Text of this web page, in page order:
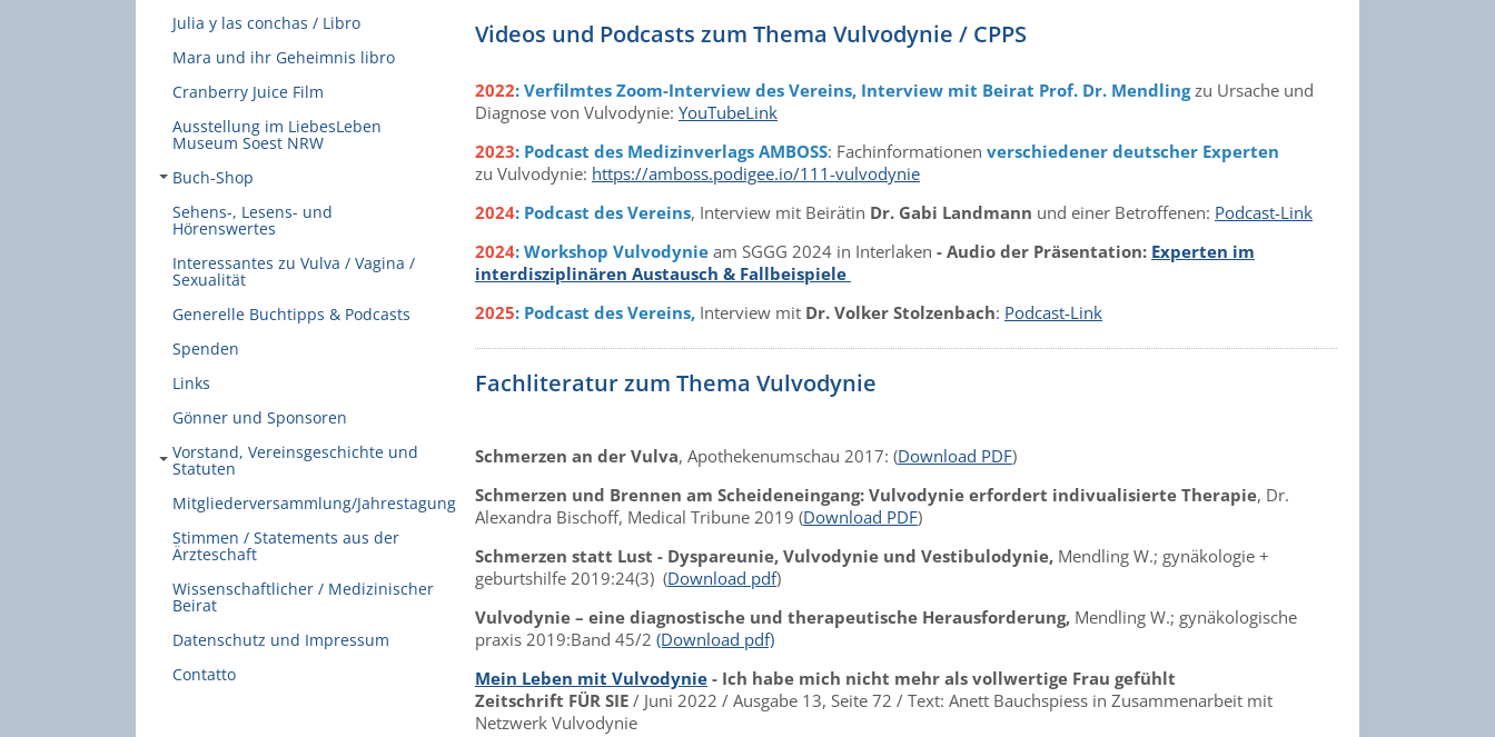
Julia y las conchas / Libro
Mara und ihr Geheimnis libro
Cranberry Juice Film
Ausstellung im LiebesLeben
Museum Soest NRW
Buch-Shop
Sehens-, Lesens- und
Hörenswertes
Interessantes zu Vulva / Vagina /
Sexualität
Generelle Buchtipps & Podcasts
Spenden
Links
Gönner und Sponsoren
Vorstand, Vereinsgeschichte und
Statuten
Mitgliederversammlung/Jahrestagung
Stimmen / Statements aus der
Ärzteschaft
Wissenschaftlicher / Medizinischer
Beirat
Datenschutz und Impressum
Contatto
Videos und Podcasts zum Thema Vulvodynie / CPPS
2022: Verfilmtes Zoom-Interview des Vereins, Interview mit Beirat Prof. Dr. Mendlingzu Ursache und
Diagnose von Vulvodynie: YouTubeLink
2023: Podcast des Medizinverlags AMBOSS: Fachinformationen verschiedener deutscher Experten
zu Vulvodynie: https://amboss.podigee.io/111-vulvodynie
2024: Podcast des Vereins, Interview mit Beirätin Dr. Gabi Landmann und einer Betroffenen: Podcast-Link
2024: Workshop Vulvodynie am SGGG 2024 in Interlaken - Audio der Präsentation: Experten im
interdisziplinären Austausch & Fallbeispiele
2025: Podcast des Vereins, Interview mit Dr. Volker Stolzenbach: Podcast-Link
Fachliteratur zum Thema Vulvodynie
Schmerzen an der Vulva, Apothekenumschau 2017: (Download PDF)
Schmerzen und Brennen am Scheideneingang: Vulvodynie erfordert indivualisierte Therapie, Dr.
Alexandra Bischoff, Medical Tribune 2019 (Download PDF)
Schmerzen statt Lust - Dyspareunie, Vulvodynie und Vestibulodynie, Mendling W.; gynäkologie +
geburtshilfe 2019:24(3) (Download pdf)
Vulvodynie – eine diagnostische und therapeutische Herausforderung, Mendling W.; gynäkologische
praxis 2019:Band 45/2 (Download pdf)
Mein Leben mit Vulvodynie - Ich habe mich nicht mehr als vollwertige Frau gefühlt
Zeitschrift FÜR SIE / Juni 2022 / Ausgabe 13, Seite 72 / Text: Anett Bauchspiess in Zusammenarbeit mit
Netzwerk Vulvodynie